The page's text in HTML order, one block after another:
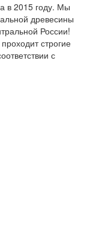
в 2015 году. Мы
древесины
России!
строгие
с